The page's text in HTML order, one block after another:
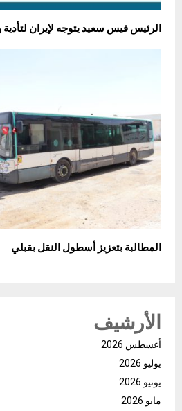
الرئيس قيس سعيد يتوجه لإيران لتأدية
المطالبة بتعزيز أسطول النقل بقبلي
الأرشيف
أغسطس 2026
يوليو 2026
يونيو 2026
مايو 2026